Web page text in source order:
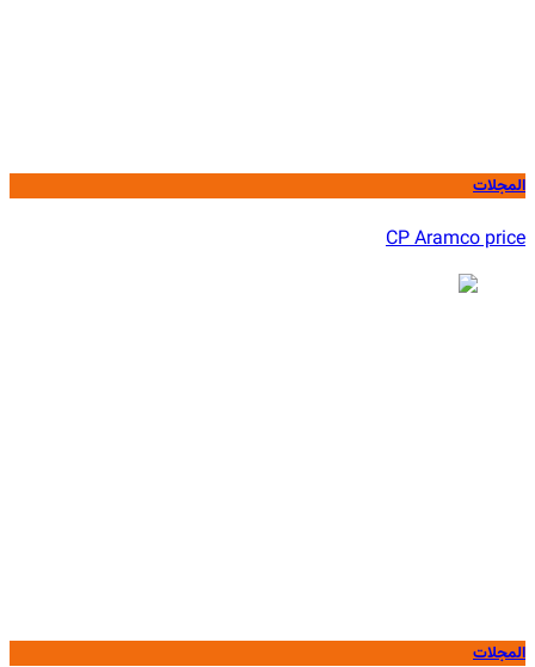
المجلات
CP Aramco price
المجلات